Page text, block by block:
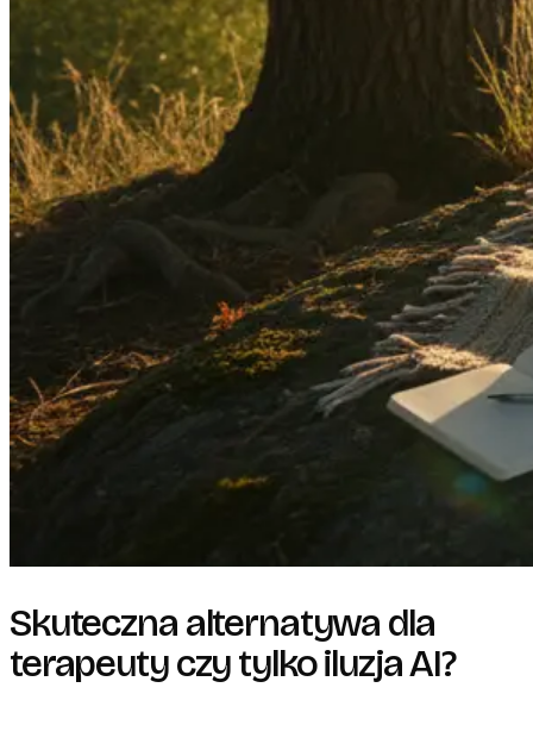
Skuteczna alternatywa dla
terapeuty czy tylko iluzja AI?